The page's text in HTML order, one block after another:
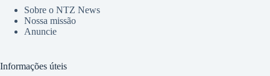
Sobre o NTZ News
Nossa missão
Anuncie
Informações úteis